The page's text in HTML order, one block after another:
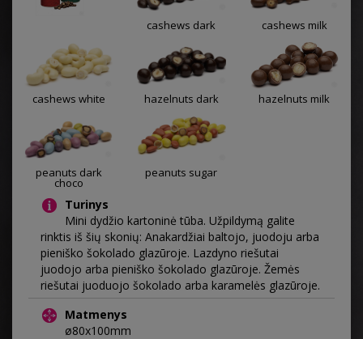
cashews dark cashews milk
cashews white hazelnuts dark hazelnuts milk
peanuts dark
choco
peanuts sugar
Turinys
Mini dydžio kartoninė tūba. Užpildymą galite
rinktis iš šių skonių: Anakardžiai baltojo, juodoju arba
pieniško šokolado glazūroje. Lazdyno riešutai
juodojo arba pieniško šokolado glazūroje. Žemės
riešutai juoduojo šokolado arba karamelės glazūroje.
Matmenys
ø80x100mm